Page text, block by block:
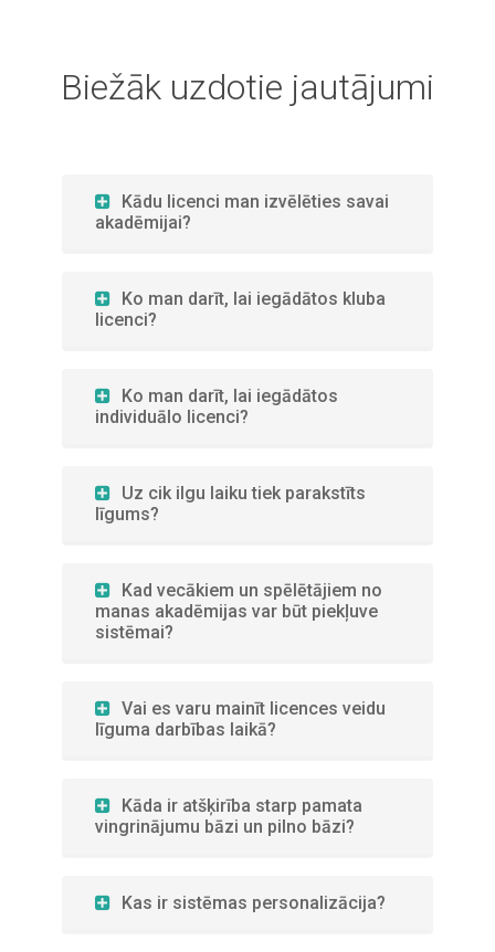
Biežāk uzdotie jautājumi
Kādu licenci man izvēlēties savai
akadēmijai?
Ko man darīt, lai iegādātos kluba
licenci?
Ko man darīt, lai iegādātos
individuālo licenci?
Uz cik ilgu laiku tiek parakstīts
līgums?
Kad vecākiem un spēlētājiem no
manas akadēmijas var būt piekļuve
sistēmai?
Vai es varu mainīt licences veidu
līguma darbības laikā?
Kāda ir atšķirība starp pamata
vingrinājumu bāzi un pilno bāzi?
Kas ir sistēmas personalizācija?